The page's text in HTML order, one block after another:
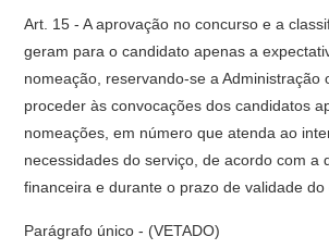
Art. 15 - A aprovação no concurso e a
geram para o candidato apenas a
nomeação, reservando-se a Administração
proceder às convocações dos candidatos
nomeações, em número que atenda ao
necessidades do serviço, de acordo com a
financeira e durante o prazo de validade do
Parágrafo único - (VETADO)